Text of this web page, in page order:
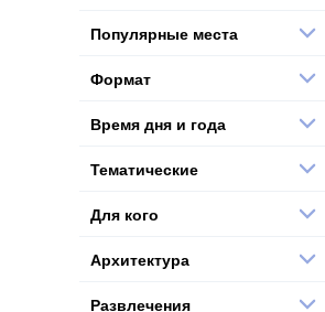
Популярные места
Формат
Время дня и года
Тематические
Для кого
Архитектура
Развлечения